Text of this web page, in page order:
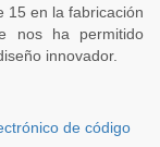
15 en la fabricación
nos ha permitido
innovador.
de código